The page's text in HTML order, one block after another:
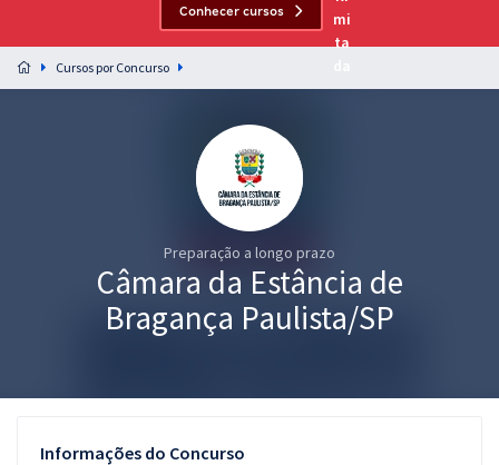
Preparação completa e intensiva para as principais
residências em saúde do Brasil
Conhecer cursos
Cursos por Concurso
Preparação a longo prazo
Câmara da Estância de
Bragança Paulista/SP
Informações do Concurso